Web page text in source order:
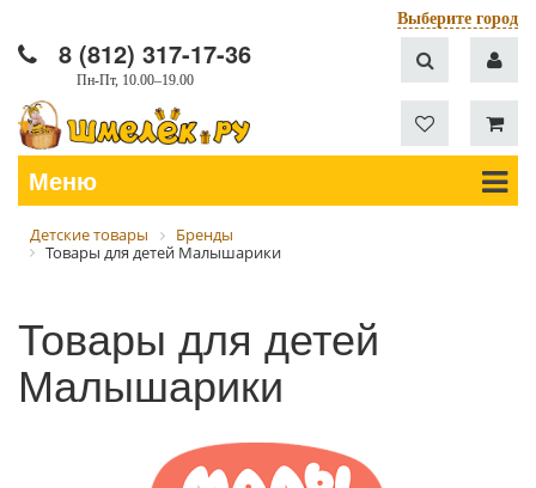
Выберите город
8 (812) 317-17-36
Пн-Пт, 10.00–19.00
Меню
Детские товары
Бренды
Товары для детей Малышарики
Товары для детей
Малышарики